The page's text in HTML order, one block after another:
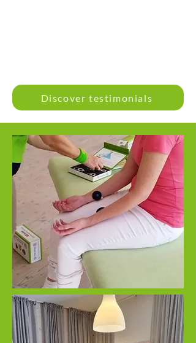
Discover testimonials